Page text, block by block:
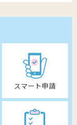
スマート申請